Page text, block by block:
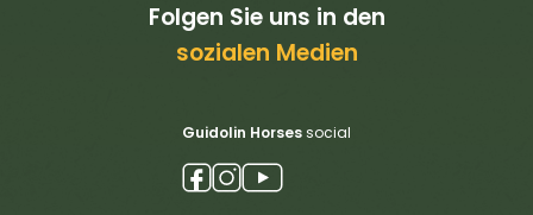
Folgen Sie uns in den
sozialen Medien
Guidolin Horsessocial